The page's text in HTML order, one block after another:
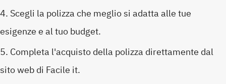
Scegli la polizza che meglio si adatta alle tue
esigenze e al tuo budget.
Completa l'acquisto della polizza direttamente dal
sito web di Facile it.